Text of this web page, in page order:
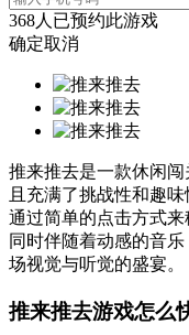
368人已预约此游戏
确定取消
推来推去是一款休闲
且充满了挑战性和趣
通过简单的点击方式来
同时伴随着动感的音
场视觉与听觉的盛宴。
推来推去游戏怎么